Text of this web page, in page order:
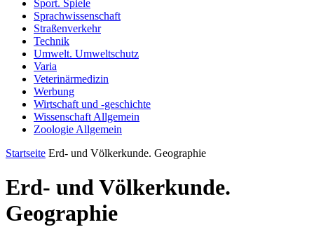
Sport. Spiele
Sprachwissenschaft
Straßenverkehr
Technik
Umwelt. Umweltschutz
Varia
Veterinärmedizin
Werbung
Wirtschaft und -geschichte
Wissenschaft Allgemein
Zoologie Allgemein
Startseite Erd- und Völkerkunde. Geographie
Erd- und Völkerkunde.
Geographie